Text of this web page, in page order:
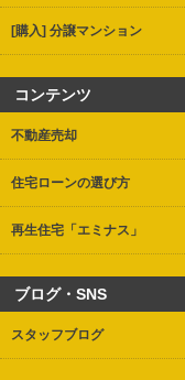
[購入] 分譲マンション
コンテンツ
不動産売却
住宅ローンの選び方
再生住宅「エミナス」
ブログ・SNS
スタッフブログ